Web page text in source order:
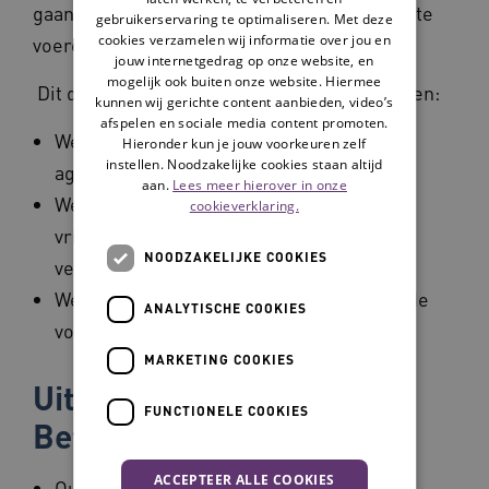
gaan en daarbij zoveel mogelijk eigen regie te
voeren.
Dit doet BeterOud op de volgende 3 manieren:
We zetten actuele vraagstukken op de
agenda.
We verbinden ouderen, mantelzorgers,
vrijwilligers en professionals uit
verschillende werkvelden.
We inspireren met goede en vernieuwende
voorbeelden.
Uitgangspunten van
BeterOud
gebruikerservaring te optimaliseren. Met deze
cookies verzamelen wij informatie over jou en
jouw internetgedrag op onze website, en
mogelijk ook buiten onze website. Hiermee
kunnen wij gerichte content aanbieden, video’s
afspelen en sociale media content promoten.
Hieronder kun je jouw voorkeuren zelf
instellen. Noodzakelijke cookies staan altijd
aan. Lees meer hierover in onze
cookieverklaring.
NOODZAKELIJKE COOKIES
ANALYTISCHE COOKIES
MARKETING COOKIES
FUNCTIONELE COOKIES
ACCEPTEER ALLE COOKIES